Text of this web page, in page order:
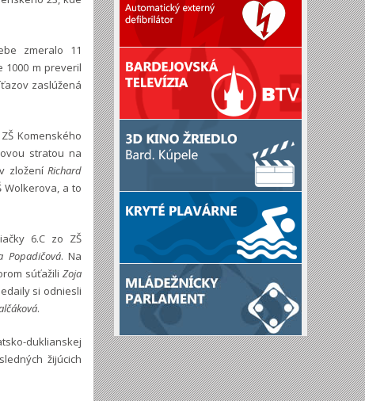
zmeralo 11
1000 m preveril
zaslúžená
Komenského
stratou na
zložení Richard
Wolkerova, a to
6.C zo ZŠ
Popadičová. Na
súťažili Zoja
si odniesli
.
duklianskej
žijúcich